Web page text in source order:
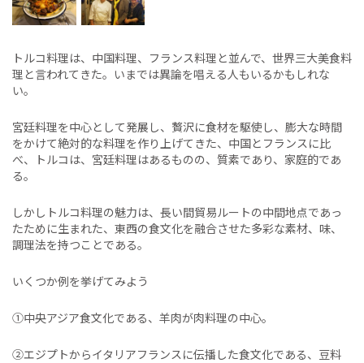
トルコ料理は、中国料理、フランス料理と並んで、世界三大美食料
理と言われてきた。いまでは異論を唱える人もいるかもしれな
い。
宮廷料理を中心として発展し、贅沢に食材を駆使し、膨大な時間
をかけて絶対的な料理を作り上げてきた、中国とフランスに比
べ、トルコは、宮廷料理はあるものの、質素であり、家庭的であ
る。
しかしトルコ料理の魅力は、長い間貿易ルートの中間地点であっ
たために生まれた、東西の食文化を融合させた多彩な素材、味、
調理法を持つことである。
いくつか例を挙げてみよう
①中央アジア食文化である、羊肉が肉料理の中心。
②エジプトからイタリアフランスに伝播した食文化である、豆料